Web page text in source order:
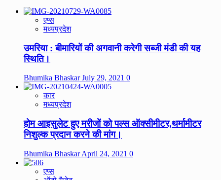
एप्स
मध्यप्रदेश
उमरिया : बीमारियों की अगवानी करेगी सब्जी मंडी की यह
स्थिति।
Bhumika BhaskarJuly 29, 2021 0
कार
मध्यप्रदेश
होम आइसुलेट हुए मरीजों को पल्स ऑक्सीमीटर,थर्मामीटर
निशुल्क प्रदान करने की मांग।
Bhumika BhaskarApril 24, 2021 0
एप्स